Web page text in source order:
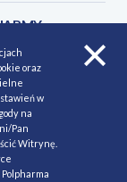
oraz
w
na
Pan
Witrynę.